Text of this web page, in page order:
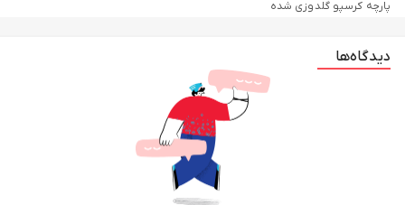
پارچه کرسپو گلدوزی شده
دیدگاه‌ها